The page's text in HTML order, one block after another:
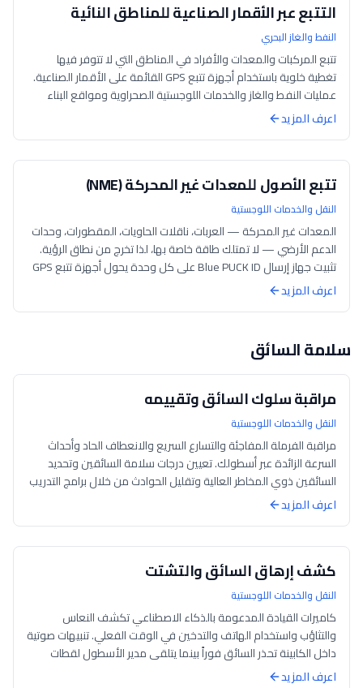
التتبع عبر الأقمار الصناعية للمناطق النائية
النفط والغاز البحري
تتبع المركبات والمعدات والأفراد في المناطق التي لا تتوفر فيها
تغطية خلوية باستخدام أجهزة تتبع GPS القائمة على الأقمار الصناعية.
عمليات النفط والغاز والخدمات اللوجستية الصحراوية ومواقع البناء
النائية ت...
اعرف المزيد
تتبع الأصول للمعدات غير المحركة (NME)
النقل والخدمات اللوجستية
المعدات غير المحركة — العربات، ناقلات الحاويات، المقطورات، وحدات
الدعم الأرضي — لا تمتلك طاقة خاصة بها، لذا تخرج من نطاق الرؤية.
تثبيت جهاز إرسال Blue PUCK ID على كل وحدة يحول أجهزة تتبع GPS
القابلة ل...
اعرف المزيد
سلامة السائق
مراقبة سلوك السائق وتقييمه
النقل والخدمات اللوجستية
مراقبة الفرملة المفاجئة والتسارع السريع والانعطاف الحاد وأحداث
السرعة الزائدة عبر أسطولك. تعيين درجات سلامة السائقين وتحديد
السائقين ذوي المخاطر العالية وتقليل الحوادث من خلال برامج التدريب
القائمة عل...
اعرف المزيد
كشف إرهاق السائق والتشتت
النقل والخدمات اللوجستية
كاميرات القيادة المدعومة بالذكاء الاصطناعي تكشف النعاس
والتثاؤب واستخدام الهاتف والتدخين في الوقت الفعلي. تنبيهات صوتية
داخل الكابينة تحذر السائق فوراً بينما يتلقى مدير الأسطول لقطات
الحدث للمراجعة وا...
اعرف المزيد